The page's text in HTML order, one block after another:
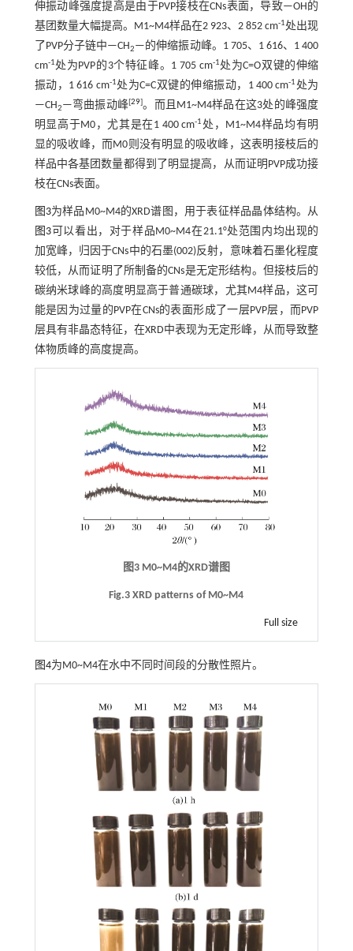
伸振动峰强度提高是由于PVP接枝在CNs表面，导致—OH的
基团数量大幅提高。M1~M4样品在2 923、2 852 cm-1处出现
了PVP分子链中—CH2—的伸缩振动峰。1 705、1 616、1 400
cm-1处为PVP的3个特征峰。1 705 cm-1处为C=O双键的伸缩
振动，1 616 cm-1处为C=C双键的伸缩振动，1 400 cm-1处为
—CH2—弯曲振动峰[29]。而且M1~M4样品在这3处的峰强度
明显高于M0，尤其是在1 400 cm-1处，M1~M4样品均有明
显的吸收峰，而M0则没有明显的吸收峰，这表明接枝后的
样品中各基团数量都得到了明显提高，从而证明PVP成功接
枝在CNs表面。
图3为样品M0~M4的XRD谱图，用于表征样品晶体结构。从
图3 可以看出，对于样品M0~M4在21.1°处范围内均出现的
加宽峰，归因于CNs中的石墨(002)反射，意味着石墨化程度
较低，从而证明了所制备的CNs是无定形结构。但接枝后的
碳纳米球峰的高度明显高于普通碳球，尤其M4样品，这可
能是因为过量的PVP在CNs的表面形成了一层PVP层，而PVP
层具有非晶态特征，在XRD中表现为无定形峰，从而导致整
体物质峰的高度提高。
图3 M0~M4的XRD谱图
Fig.3 XRD patterns of M0~M4
Full size
图4为M0~M4在水中不同时间段的分散性照片。